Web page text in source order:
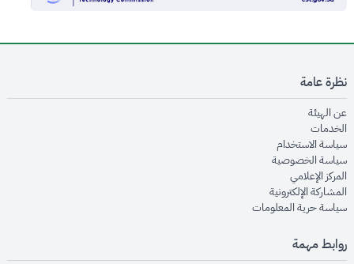
نظرة عامة
عن الهيئةopens in new window
الخدماتopens in new window
سياسة الاستخدام
سياسة الخصوصيةopens in new window
المركز الإعلاميopens in new window
المشاركة الإلكترونيةopens in new window
سياسة حرية المعلوماتopens in new window
روابط مهمة